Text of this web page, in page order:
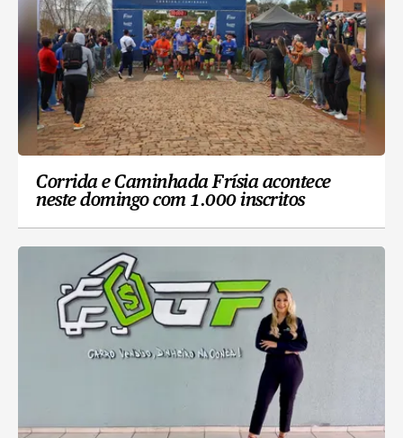
Corrida e Caminhada Frísia acontece
neste domingo com 1.000 inscritos